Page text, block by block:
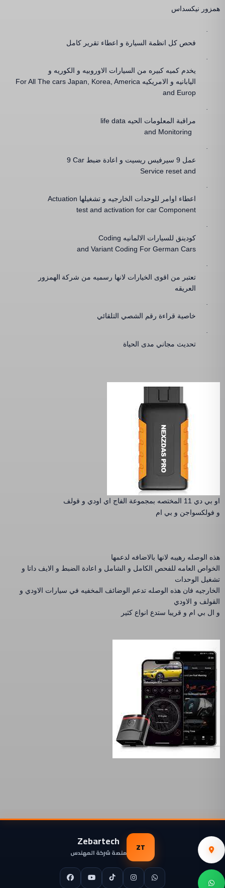
همزور نيكسداس
·
فحص كل انظمة السيارة و اعطاء تقرير كامل
·
يخدم كميه كبيره من السيارات الاوروبيه و الكوريه و
اليابانيه و الامريكيه For All The cars Japan, Korea, America
and Europ
·
مراقبة المعلومات الحيه life data
and Monitoring
·
عمل 9 سيرفيس ريسيت و اعادة ضبط 9 Car
Service reset and
·
اعطاء اوامر للوحدات الخارجيه و تشغيلها Actuation
test and activation for car Component
·
كودينق للسيارات الالمانيه Coding
and Variant Coding For German Cars
·
تعتبر من اقوى الخيارات لانها رسميه من شركة الهمزور
العريقه
·
خاصية قراءة رقم الشصي التلقائي
·
تحديث مجاني مدى الحياة
او بي دي 11 المختصه بمجموعة الفاج اي اودي و قولف
و فولكسواجن و بي ام
هذه الوصله رهيبه لانها بالاضافه لدعمها
الخواص العامه للفحص الكامل و الشامل و اعادة الضبط و الايف داتا و
تشغيل الوحدات
الخارجيه فان هذه الوصله تدعم الوضائف المخفيه في سيارات الاودي و
القولف و الاودي
و ال بي ام و قريبا ستدع انواع كثير
ZT
Zebartech
منصة شركة المهندس